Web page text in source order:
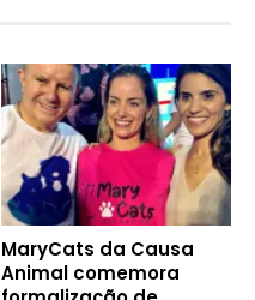
MaryCats da Causa
Animal comemora